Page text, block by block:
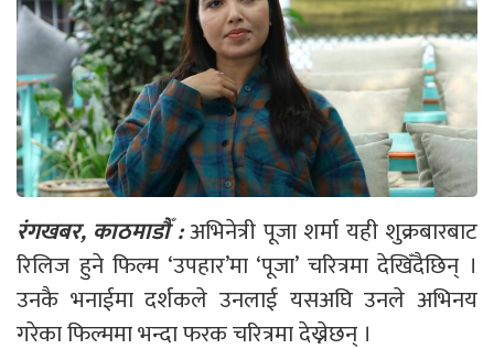
रंगखबर, काठमाडौँ :अभिनेत्री पूजा शर्मा यही शुक्रबारबाट
रिलिज हुने फिल्म ‘उपहार’मा ‘पूजा’ चरित्रमा देखिँदैछिन् ।
उनकै भनाईमा दर्शकले उनलाई यसअघि उनले अभिनय
गरेका फिल्ममा भन्दा फरक चरित्रमा देख्नेछन् ।